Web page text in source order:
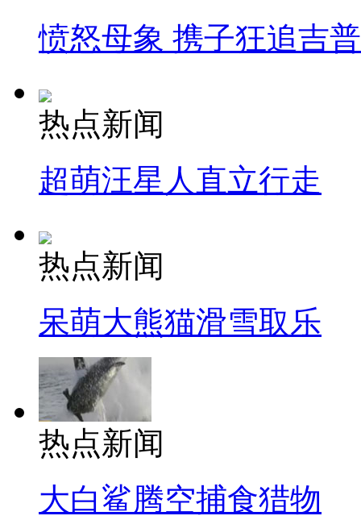
愤怒母象 携子狂追吉
热点新闻
超萌汪星人直立行走
热点新闻
呆萌大熊猫滑雪取乐
热点新闻
大白鲨腾空捕食猎物